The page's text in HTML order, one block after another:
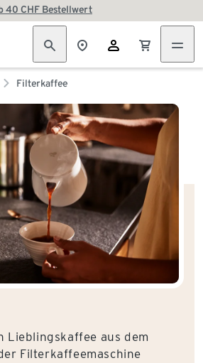
40 CHF Bestellwert
Filterkaffee
Lieblingskaffee aus dem
Filterkaffeemaschine